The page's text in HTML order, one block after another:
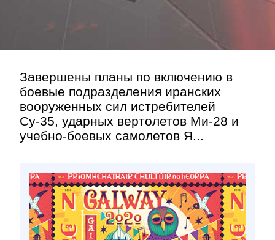
Завершены планы по включению в
боевые подразделения иранских
вооруженных сил истребителей
Су-35, ударных вертолетов Ми-28 и
учебно-боевых самолетов Я...
Контакт»